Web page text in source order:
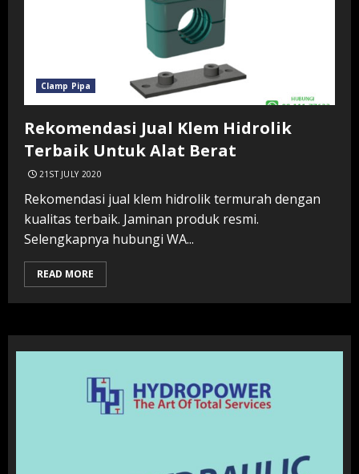
Clamp Pipa
Rekomendasi Jual Klem Hidrolik
Terbaik Untuk Alat Berat
21ST JULY 2020
Rekomendasi jual klem hidrolik termurah dengan
kualitas terbaik. Jaminan produk resmi.
Selengkapnya hubungi WA...
READ MORE